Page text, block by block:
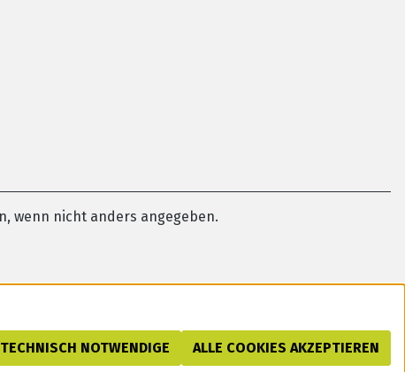
wenn nicht anders angegeben.
NOTWENDIGE ALLE COOKIES AKZEPTIEREN